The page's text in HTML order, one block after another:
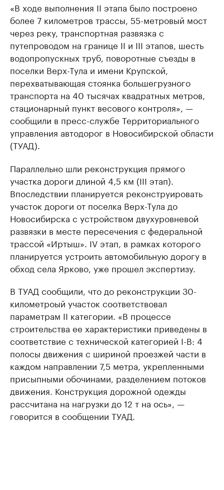
«В ходе выполнения II этапа было построено
более 7 километров трассы, 55-метровый мост
через реку, транспортная развязка с
путепроводом на границе II и III этапов, шесть
водопропускных труб, поворотные съезды в
поселки Верх-Тула и имени Крупской,
перехватывающая стоянка большегрузного
транспорта на 40 тысячах квадратных метров,
стационарный пункт весового контроля», —
сообщили в пресс-службе Территориального
управления автодорог в Новосибирской области
(ТУАД).
Параллельно шли реконструкция прямого
участка дороги длиной 4,5 км (III этап).
Впоследствии планируется реконструировать
участок дороги от поселка Верх-Тула до
Новосибирска с устройством двухуровневой
развязки в месте пересечения с федеральной
трассой «Иртыш». IV этап, в рамках которого
планируется устроить автомобильную дорогу в
обход села Ярково, уже прошел экспертизу.
В ТУАД сообщили, что до реконструкции 30-
километроый участок соответствовал
параметрам II категории. «В процессе
строительства ее характеристики приведены в
соответствие с технической категорией I-В: 4
полосы движения с шириной проезжей части в
каждом направлении 7,5 метра, укрепленными
присыпными обочинами, разделением потоков
движения. Конструкция дорожной одежды
рассчитана на нагрузки до 12 т на ось», —
говорится в сообщении ТУАД.